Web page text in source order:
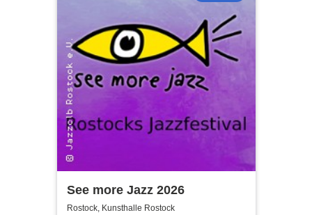
See more Jazz 2026
Rostock, Kunsthalle Rostock